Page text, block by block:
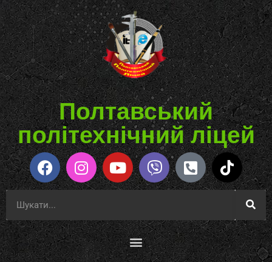
Полтавський
політехнічний ліцей